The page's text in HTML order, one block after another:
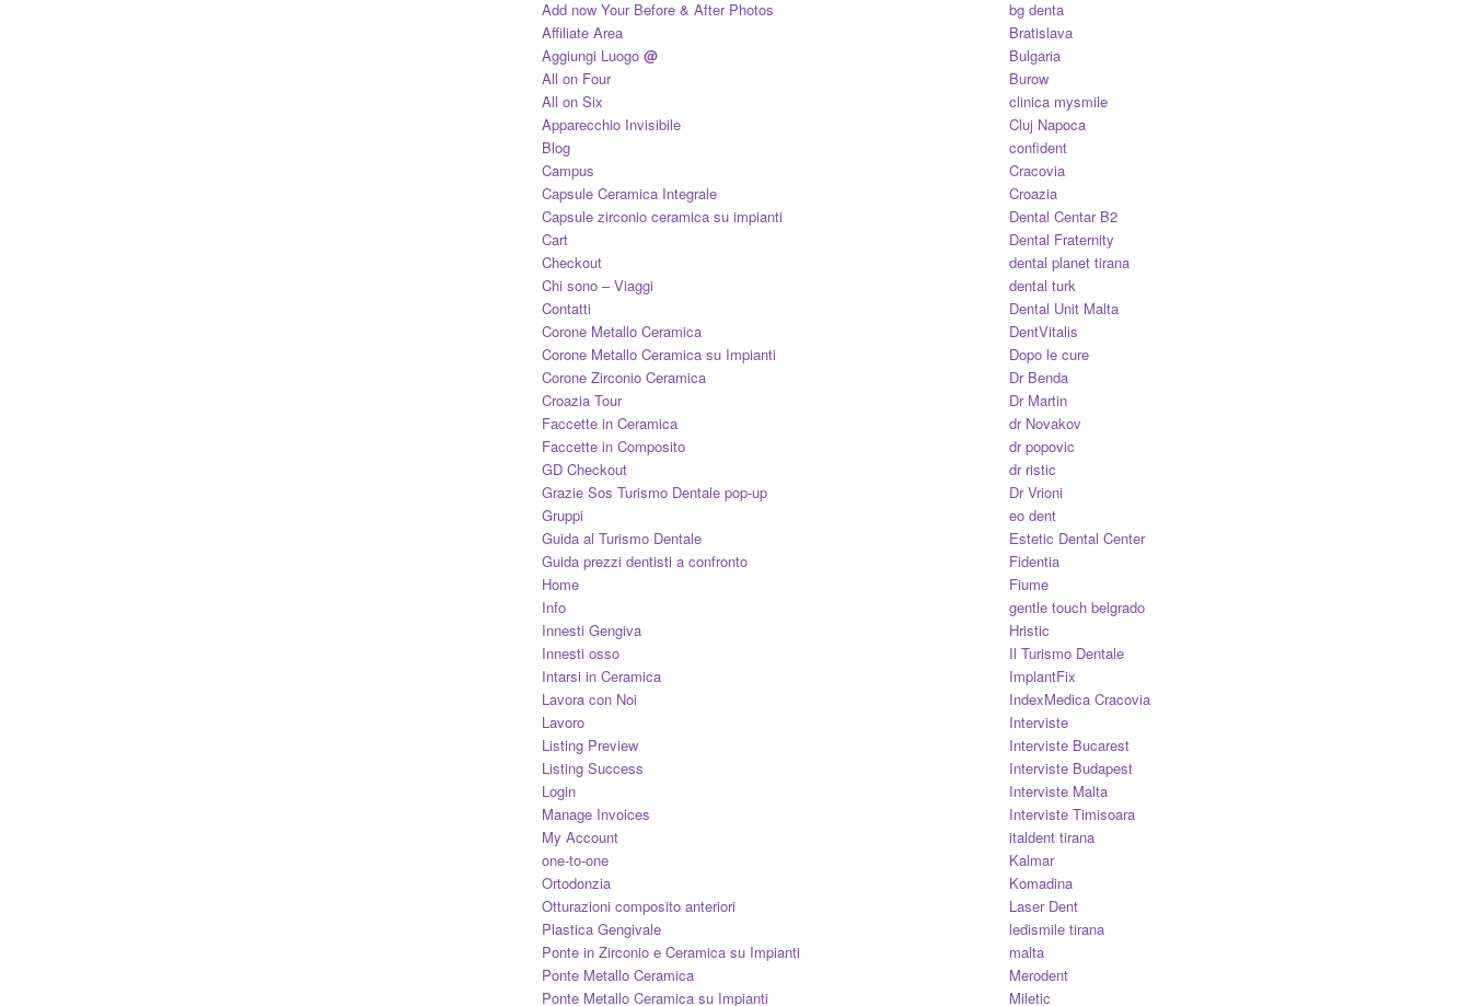
Add now Your Before & After Photos
Affiliate Area
Aggiungi Luogo @
All on Four
All on Six
Apparecchio Invisibile
Blog
Campus
Capsule Ceramica Integrale
Capsule zirconio ceramica su impianti
Cart
Checkout
Chi sono – Viaggi
Contatti
Corone Metallo Ceramica
Corone Metallo Ceramica su Impianti
Corone Zirconio Ceramica
Croazia Tour
Faccette in Ceramica
Faccette in Composito
GD Checkout
Grazie Sos Turismo Dentale pop-up
Gruppi
Guida al Turismo Dentale
Guida prezzi dentisti a confronto
Home
Info
Innesti Gengiva
Innesti osso
Intarsi in Ceramica
Lavora con Noi
Lavoro
Listing Preview
Listing Success
Login
Manage Invoices
My Account
one-to-one
Ortodonzia
Otturazioni composito anteriori
Plastica Gengivale
Ponte in Zirconio e Ceramica su Impianti
Ponte Metallo Ceramica
Ponte Metallo Ceramica su Impianti
bg denta
Bratislava
Bulgaria
Burow
clinica mysmile
Cluj Napoca
confident
Cracovia
Croazia
Dental Centar B2
Dental Fraternity
dental planet tirana
dental turk
Dental Unit Malta
DentVitalis
Dopo le cure
Dr Benda
Dr Martin
dr Novakov
dr popovic
dr ristic
Dr Vrioni
eo dent
Estetic Dental Center
Fidentia
Fiume
gentle touch belgrado
Hristic
Il Turismo Dentale
ImplantFix
IndexMedica Cracovia
Interviste
Interviste Bucarest
Interviste Budapest
Interviste Malta
Interviste Timisoara
italdent tirana
Kalmar
Komadina
Laser Dent
ledismile tirana
malta
Merodent
Miletic